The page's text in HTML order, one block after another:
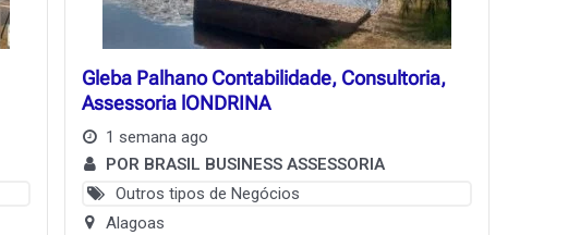
Gleba Palhano Contabilidade, Consultoria,
Assessoria lONDRINA
1 semana ago
POR BRASIL BUSINESS ASSESSORIA
Outros tipos de Negócios
Alagoas